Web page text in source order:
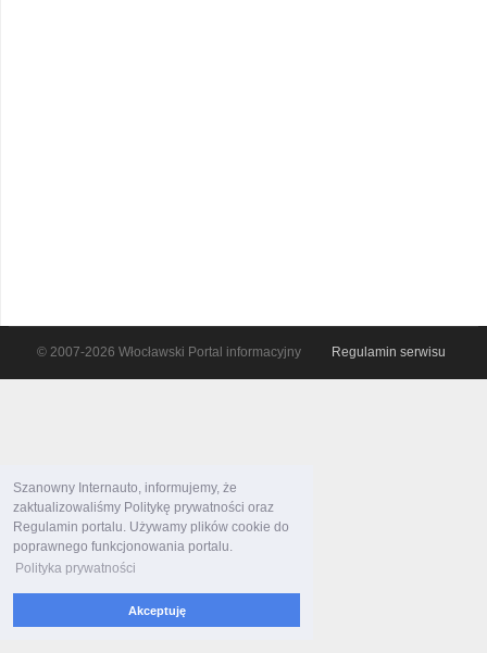
Szanowny Internauto, informujemy, że
zaktualizowaliśmy Politykę prywatności oraz
Regulamin portalu. Używamy plików cookie do
poprawnego funkcjonowania portalu.
Polityka prywatności
Akceptuję
© 2007-2026 Włocławski Portal informacyjny Regulamin serwisu